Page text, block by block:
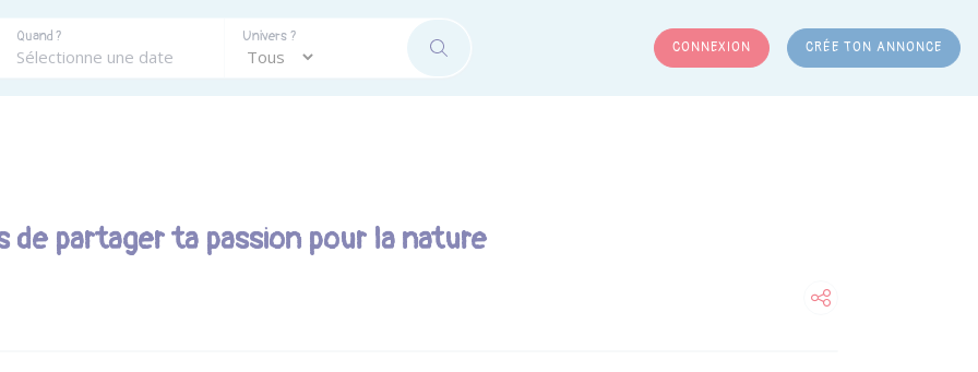
Quand ? Univers ?
RECHERCHER CONNEXION CRÉE TON ANNONCE
de partager ta passion pour la nature